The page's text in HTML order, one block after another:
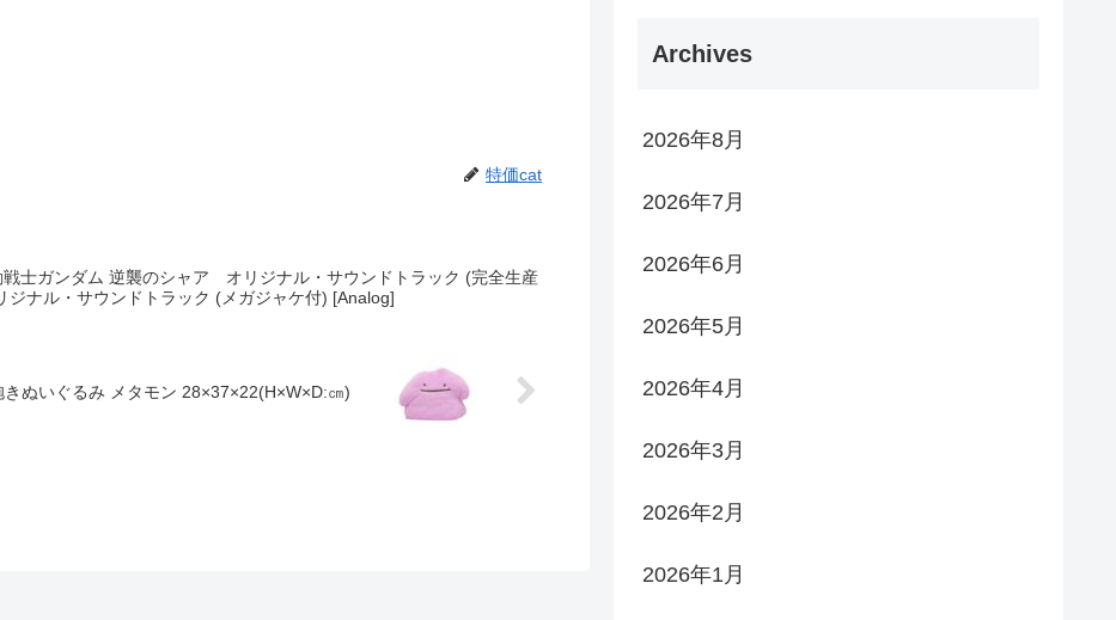
特価cat
戦士ガンダム 逆襲のシャア オリジナル・サウンドトラック (完全生産
ジナル・サウンドトラック (メガジャケ付) [Analog]
ぬいぐるみ メタモン 28×37×22(H×W×D:㎝)
Archives
2026年8月
2026年7月
2026年6月
2026年5月
2026年4月
2026年3月
2026年2月
2026年1月